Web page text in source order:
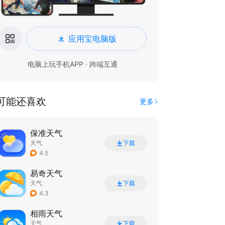
应用宝电脑版
电脑上玩手机APP · 跨端互通
能还喜欢 更多
保准天气
天气
4.5
下载
易奇天气
天气
4.3
下载
相雨天气
天气 下载